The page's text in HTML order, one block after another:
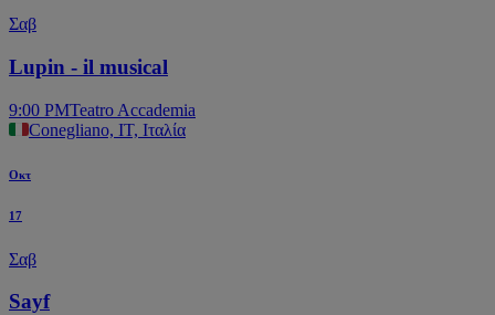
Σαβ
Lupin - il musical
9:00 PMTeatro Accademia
Conegliano, IT, Ιταλία
Οκτ
17
Σαβ
Sayf